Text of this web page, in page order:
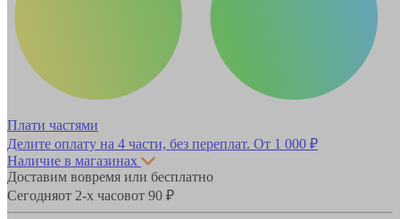
Плати частями
Делите оплату на 4 части, без переплат. От 1 000 ₽
Наличие в магазинах
Доставим вовремя или бесплатно
Сегодняот 2-х часовот 90 ₽